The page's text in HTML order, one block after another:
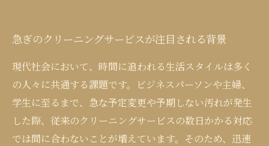
急ぎのクリーニングサービスが注目される背景
現代社会において、時間に追われる生活スタイルは多く
の人々に共通する課題です。ビジネスパーソンや主婦、
学生に至るまで、急な予定変更や予期しない汚れが発生
した際、従来のクリーニングサービスの数日かかる対応
では間に合わないことが増えています。そのため、迅速